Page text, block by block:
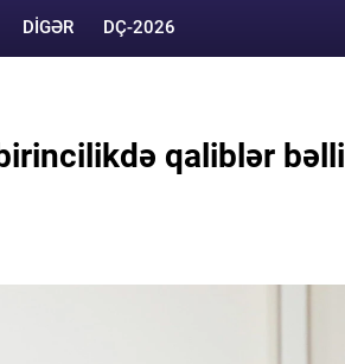
DIGƏR DÇ-2026
qaliblər bəlli